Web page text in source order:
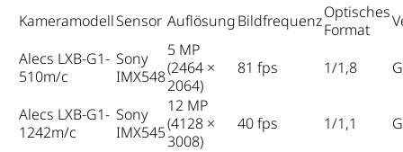
KameramodellSensor AuflösungBildfrequenzOptisches
Format
Alecs LXB-G1-
510m/c
Sony
IMX548
5 MP
(2464 ×
2064)
81 fps 1/1,8
Alecs LXB-G1-
1242m/c
Sony
IMX545
12 MP
(4128 ×
3008)
40 fps 1/1,1